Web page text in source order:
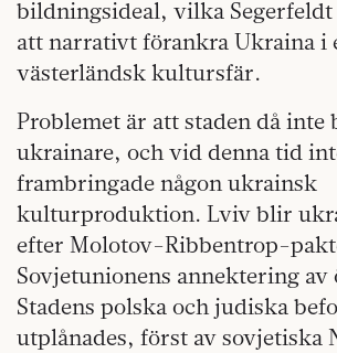
bildningsideal, vilka
att narrativt förankra Ukraina i
västerländsk kultursfär.
Problemet är att staden då inte
ukrainare, och vid denna tid
frambringade någon ukrainsk
kulturproduktion. Lviv blir
efter Molotov-Ribbentrop-
Sovjetunionens annektering av
Stadens polska och judiska
utplånades, först av sovjetiska